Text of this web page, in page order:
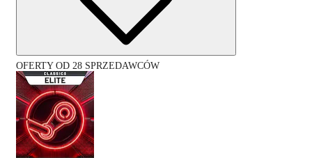
OFERTY OD 28 SPRZEDAWCÓW